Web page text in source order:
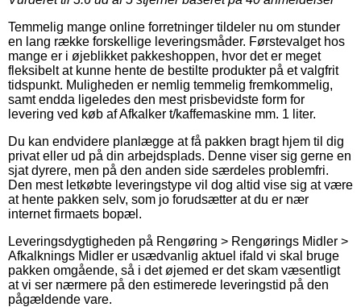
Temmelig mange online forretninger tildeler nu om stunder
en lang række forskellige leveringsmåder. Førstevalget hos
mange er i øjeblikket pakkeshoppen, hvor det er meget
fleksibelt at kunne hente de bestilte produkter på et valgfrit
tidspunkt. Muligheden er nemlig temmelig fremkommelig,
samt endda ligeledes den mest prisbevidste form for
levering ved køb af Afkalker t/kaffemaskine mm. 1 liter.
Du kan endvidere planlægge at få pakken bragt hjem til dig
privat eller ud på din arbejdsplads. Denne viser sig gerne en
sjat dyrere, men på den anden side særdeles problemfri.
Den mest letkøbte leveringstype vil dog altid vise sig at være
at hente pakken selv, som jo forudsætter at du er nær
internet firmaets bopæl.
Leveringsdygtigheden på Rengøring > Rengørings Midler >
Afkalknings Midler er usædvanlig aktuel ifald vi skal bruge
pakken omgående, så i det øjemed er det skam væsentligt
at vi ser nærmere på den estimerede leveringstid på den
pågældende vare.